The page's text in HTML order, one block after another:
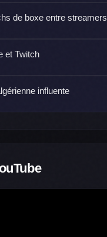
de boxe entre streamers
et Twitch
influente